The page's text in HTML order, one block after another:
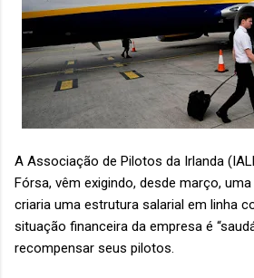
A Associação de Pilotos da Irlanda
Fórsa, vêm exigindo, desde março,
criaria uma estrutura salarial em linha
situação financeira da empresa é
recompensar seus pilotos.